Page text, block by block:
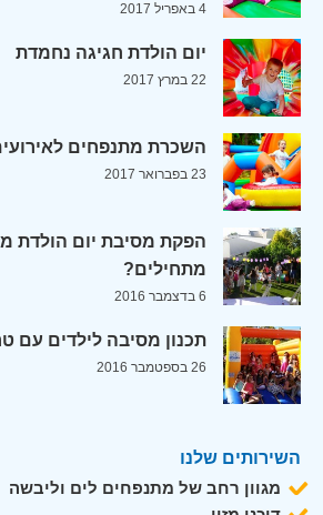
4 באפריל 2017
יום הולדת חגיגה נחמדת
22 במרץ 2017
השכרת מתנפחים
23 בפברואר 2017
הפקת מסיבת יום הולדת
מתחילים?
6 בדצמבר 2016
תכנון מסיבה לילדים עם
26 בספטמבר 2016
השירותים שלנו
מגוון רחב של מתנפחים לים וליבשה